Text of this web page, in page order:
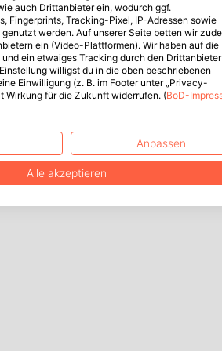
auch Drittanbieter ein, wodurch ggf.
Fingerprints, Tracking-Pixel, IP-Adressen sowie
werden. Auf unserer Seite betten wir
ein (Video-Plattformen). Wir haben auf die
ein etwaiges Tracking durch den Drittanbieter
willigst du in die oben beschriebenen
Einwilligung (z. B. im Footer unter „Privacy-
Wirkung für die Zukunft widerrufen. (BoD-
Anpassen
Alle akzeptieren